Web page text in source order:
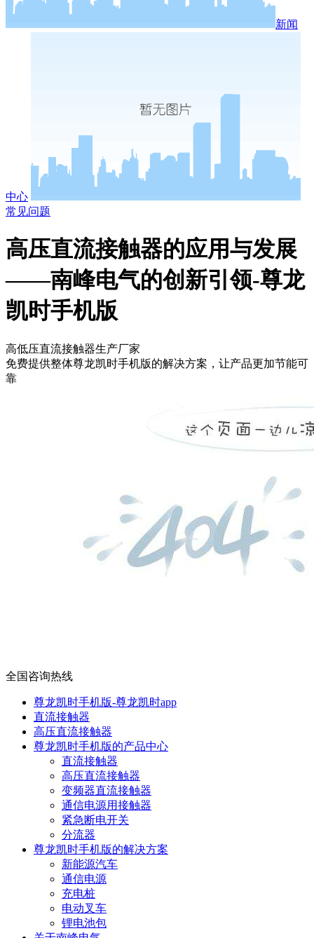
新闻
中心
常见问题
高压直流接触器的应用与发展
——南峰电气的创新引领-尊龙
凯时手机版
高低压直流接触器生产厂家
免费提供整体尊龙凯时手机版的解决方案，让产品更加节能可
靠
全国咨询热线
尊龙凯时手机版-尊龙凯时app
直流接触器
高压直流接触器
尊龙凯时手机版的产品中心
直流接触器
高压直流接触器
变频器直流接触器
通信电源用接触器
紧急断电开关
分流器
尊龙凯时手机版的解决方案
新能源汽车
通信电源
充电桩
电动叉车
锂电池包